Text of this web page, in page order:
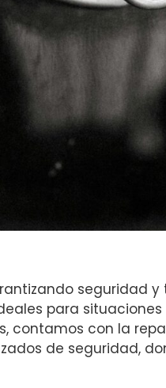
seguridad
para
contamos con la
de seguridad,